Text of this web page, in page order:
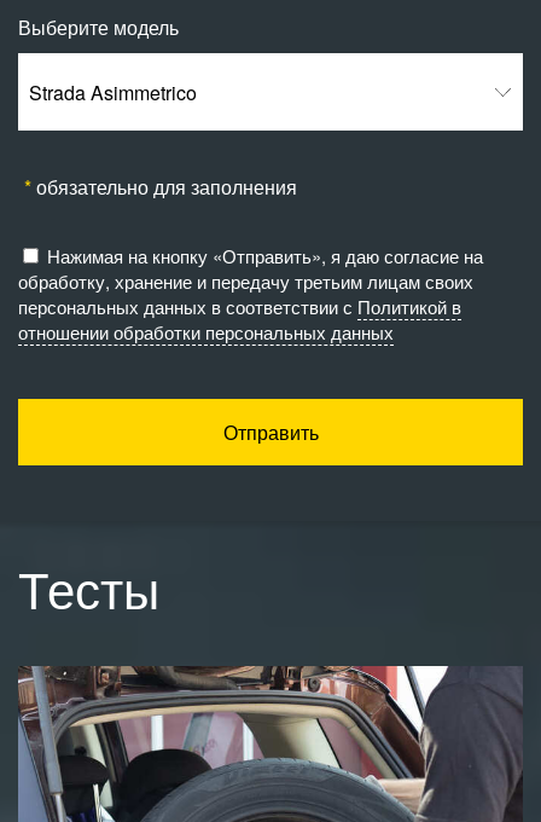
Выберите модель
Strada Asimmetrico
обязательно для заполнения
Нажимая на кнопку «Отправить», я даю согласие на
обработку, хранение и передачу третьим лицам своих
персональных данных в соответствии с Политикой в
отношении обработки персональных данных
Отправить
Тесты